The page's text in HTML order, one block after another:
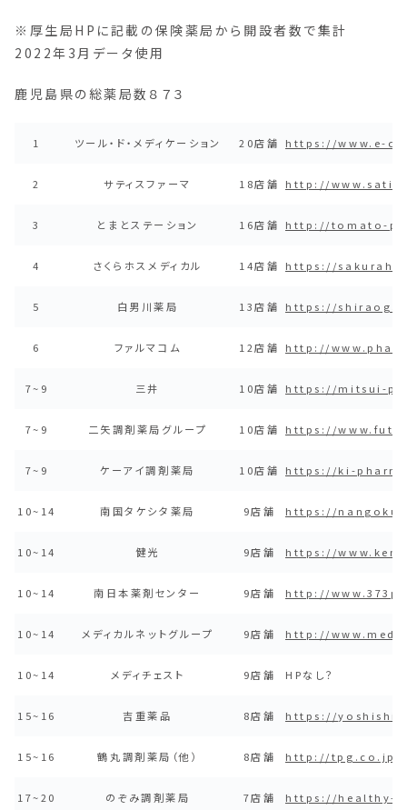
※厚生局HPに記載の保険薬局から開設者数で集計
2022年3月データ使用
鹿児島県の総薬局数８７３
1 ツール・ド・メディケーション 20店舗 https://www.e-
2 サティスファーマ 18店舗 http://
3 とまとステーション 16店舗 http://tomato-
4 さくらホスメディカル 14店舗 https://
5 白男川薬局 13店舗 https://
6 ファルマコム 12店舗 http://
7~9 三井 10店舗 https://mitsui-
7~9 二矢調剤薬局グループ 10店舗 https://
7~9 ケーアイ調剤薬局 10店舗 https://ki-
10~14 南国タケシタ薬局 9店舗 https://
10~14 健光 9店舗 https://
10~14 南日本薬剤センター 9店舗 http://
10~14 メディカルネットグループ 9店舗 http://
10~14 メディチェスト 9店舗 HPなし？
15~16 吉重薬品 8店舗 https://
15~16 鶴丸調剤薬局（他） 8店舗 http://tpg.co.jp/
17~20 のぞみ調剤薬局 7店舗 https://healthy-